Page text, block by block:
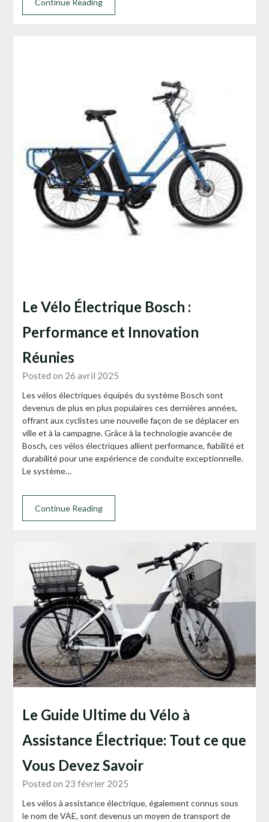
Continue Reading
Le Vélo Électrique Bosch :
Performance et Innovation
Réunies
Posted on 26 avril 2025
Les vélos électriques équipés du système Bosch sont
devenus de plus en plus populaires ces dernières années,
offrant aux cyclistes une nouvelle façon de se déplacer en
ville et à la campagne. Grâce à la technologie avancée de
Bosch, ces vélos électriques allient performance, fiabilité et
durabilité pour une expérience de conduite exceptionnelle.
Le système…
Continue Reading
Le Guide Ultime du Vélo à
Assistance Électrique: Tout ce que
Vous Devez Savoir
Posted on 23 février 2025
Les vélos à assistance électrique, également connus sous
le nom de VAE, sont devenus un moyen de transport de